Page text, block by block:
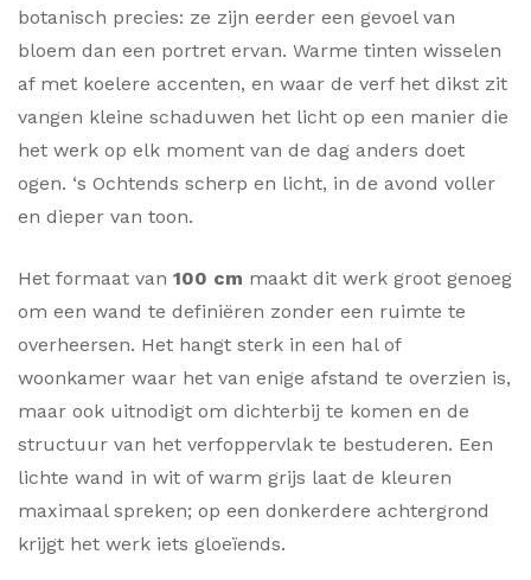
botanisch precies: ze zijn eerder een gevoel van
bloem dan een portret ervan. Warme tinten wisselen
af met koelere accenten, en waar de verf het dikst zit
vangen kleine schaduwen het licht op een manier die
het werk op elk moment van de dag anders doet
ogen. ‘s Ochtends scherp en licht, in de avond voller
en dieper van toon.
Het formaat van 100 cm maakt dit werk groot genoeg
om een wand te definiëren zonder een ruimte te
overheersen. Het hangt sterk in een hal of
woonkamer waar het van enige afstand te overzien is,
maar ook uitnodigt om dichterbij te komen en de
structuur van het verfoppervlak te bestuderen. Een
lichte wand in wit of warm grijs laat de kleuren
maximaal spreken; op een donkerdere achtergrond
krijgt het werk iets gloeïends.